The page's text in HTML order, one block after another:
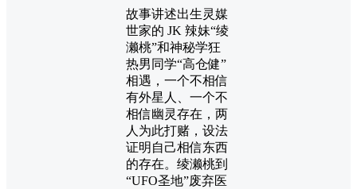
故事讲述出生灵媒
世家的 JK 辣妹“绫
濑桃”和神秘学狂
热男同学“高仓健”
相遇，一个不相信
有外星人、一个不
相信幽灵存在，两
人为此打赌，设法
证明自己相信东西
的存在。绫濑桃到
“UFO圣地”废弃医